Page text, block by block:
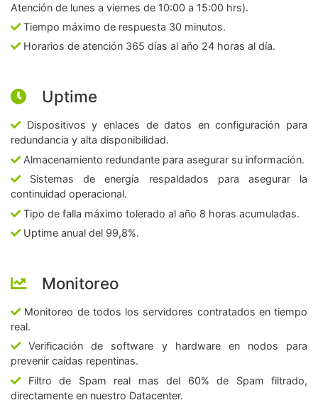
Atención de lunes a viernes de 10:00 a 15:00 hrs).
Tiempo máximo de respuesta 30 minutos.
Horarios de atención 365 días al año 24 horas al día.
Uptime
Dispositivos y enlaces de datos en configuración para
redundancia y alta disponibilidad.
Almacenamiento redundante para asegurar su información.
Sistemas de energía respaldados para asegurar la
continuidad operacional.
Tipo de falla máximo tolerado al año 8 horas acumuladas.
Uptime anual del 99,8%.
Monitoreo
Monitoreo de todos los servidores contratados en tiempo
real.
Verificación de software y hardware en nodos para
prevenir caídas repentinas.
Filtro de Spam real mas del 60% de Spam filtrado,
directamente en nuestro Datacenter.